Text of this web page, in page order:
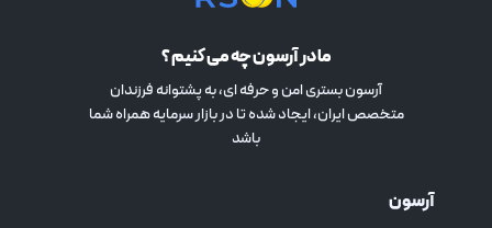
ما در آرسون چه می کنیم ؟
آرسون بستری امن و حرفه ای، به پشتوانه فرزندان
متخصص ایران، ایجاد شده تا در بازار سرمایه همراه شما
باشد
آرسون